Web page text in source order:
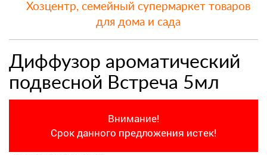
Хозцентр, семейный супермаркет товаров
для дома и сада
Диффузор ароматический
подвесной Встреча 5мл
Внимание!
Срок данного предложения истек!